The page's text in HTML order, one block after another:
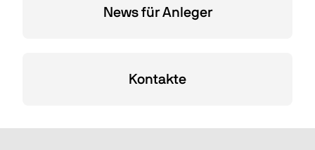
News für Anleger
Kontakte